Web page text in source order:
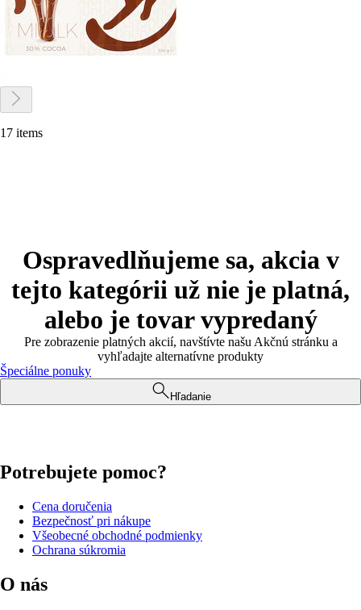
17 items
Ospravedlňujeme sa, akcia v
tejto kategórii už nie je platná,
alebo je tovar vypredaný
Pre zobrazenie platných akcií, navštívte našu Akčnú stránku a
vyhľadajte alternatívne produkty
Špeciálne ponuky
Hľadanie
Potrebujete pomoc?
Cena doručenia
Bezpečnosť pri nákupe
Všeobecné obchodné podmienky
Ochrana súkromia
O nás